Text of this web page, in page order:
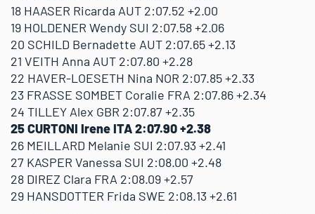
18 HAASER Ricarda AUT 2:07.52 +2.00
19 HOLDENER Wendy SUI 2:07.58 +2.06
20 SCHILD Bernadette AUT 2:07.65 +2.13
21 VEITH Anna AUT 2:07.80 +2.28
22 HAVER-LOESETH Nina NOR 2:07.85 +2.33
23 FRASSE SOMBET Coralie FRA 2:07.86 +2.34
24 TILLEY Alex GBR 2:07.87 +2.35
25 CURTONI Irene ITA 2:07.90 +2.38
26 MEILLARD Melanie SUI 2:07.93 +2.41
27 KASPER Vanessa SUI 2:08.00 +2.48
28 DIREZ Clara FRA 2:08.09 +2.57
29 HANSDOTTER Frida SWE 2:08.13 +2.61